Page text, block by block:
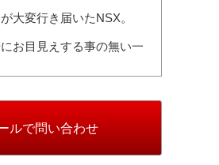
大変行き届いたNSX。
お目見えする事の無い一